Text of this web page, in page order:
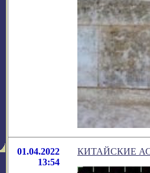
01.04.2022
13:54
КИТАЙСКИЕ